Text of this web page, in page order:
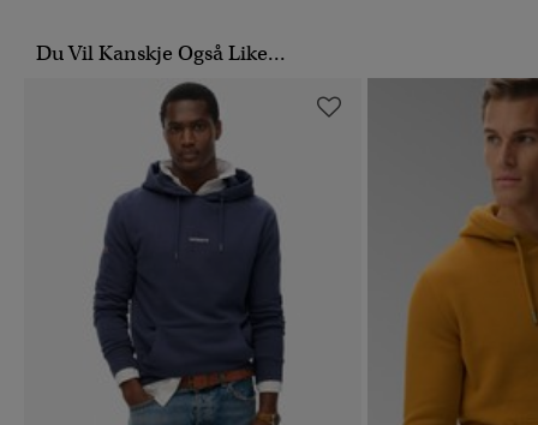
Du Vil Kanskje Også Like...